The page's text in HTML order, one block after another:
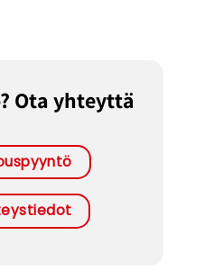
Ota yhteyttä